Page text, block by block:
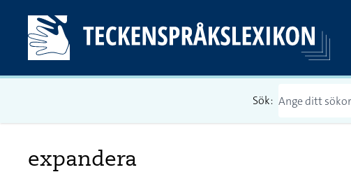
Sök:
expandera